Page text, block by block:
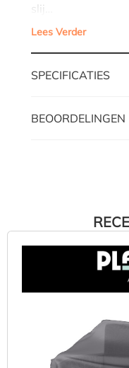
slij…
Lees Verder
SPECIFICATIES
BEOORDELINGEN